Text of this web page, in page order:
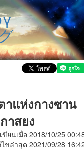
าแห่งกางซาน
าสยง
เขียนเมื่อ 2018/10/25
ขล่าสุด 2021/09/28